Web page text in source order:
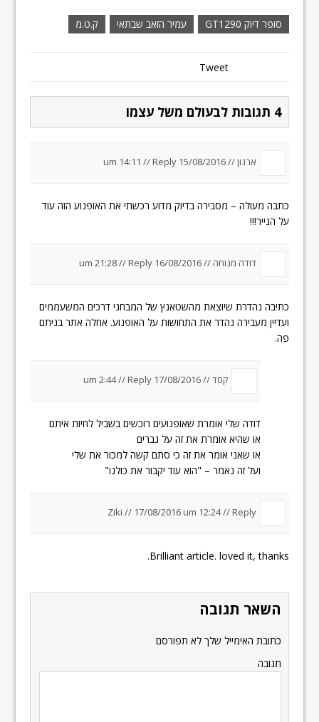
סופר דיוק GT1290 עמיר הזאב שבתאי ק.ט.מ
Tweet
4 תגובות לבעולם משל עצמו
ארנון //15/08/2016 um 14:11
//Reply
כתבה מעולה – מסבירה בדיוק מדוע רכשתי את האופנוע הזה עוד
על הנייר!!!
דודה מנוחה //16/08/2016 um 21:28
//Reply
כתיבה נהדרת שיוצאת מהשטאנץ של המבחני דרכים המשעממים
ועדיין מעבירה נהדר את התחושות על האופנוע. אחלה אתר בניתם
פה.
קסד //17/08/2016 um 2:44
//Reply
דודה שלי אומרת שאופנועים רוכשים בשביל לחיות איתם
או שהיא אומרת את זה על גברים
או שאני אומר את זה כי סתם קשה למכור את שלי
ועל זה נאמר – "הוא עוד יקבור את כולנו"
Ziki // 17/08/2016 um 12:24//Reply
Brilliant article. loved it, thanks.
השאר תגובה
כתובת האימייל שלך לא תפורסם
תגובה